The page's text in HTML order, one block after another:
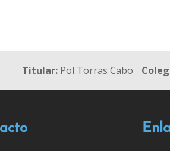
Titular: Pol Torras Cabo